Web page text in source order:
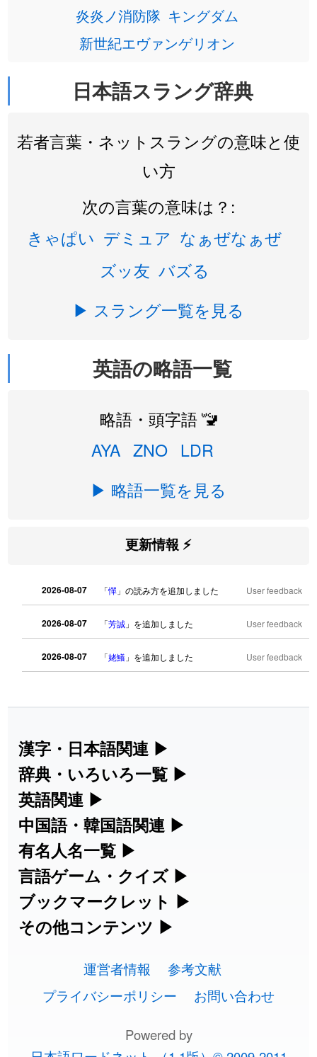
炎炎ノ消防隊 キングダム
新世紀エヴァンゲリオン
日本語スラング辞典
若者言葉・ネットスラングの意味と使
い方
次の言葉の意味は？:
きゃぱい デミュア なぁぜなぁぜ
ズッ友 バズる
▶ スラング一覧を見る
英語の略語一覧
略語・頭字語 🚾
AYA ZNO LDR
▶ 略語一覧を見る
更新情報 ⚡
2026-08-07 「憚 」の読み方を追加しました User feedback
2026-08-07 「芳誠 」を追加しました User feedback
2026-08-07 「姥鱶 」を追加しました User feedback
2026-08-06 「 」のイメージを追加しました
2026-08-06 「 元旦」のイメージを追加しました
2026-08-06 「
2026-08-06
2026-08-06 胆石」のイメージを追加しました
2026-08-06 「下取」のイメージを追加しました
2026-08-06 「無性 」のイメージを追加しました
2026-08-06 「黃」のイメージを追加しました
2026-08-06 「 」のイメージを追加しました User feedback
」のイメージを追加しました
漢字・日本語関連 ▶
漢字の読み方検索、手書き入力、書き順
練習など、日本語学習に役立つツールを
集めています。
人名漢字辞典 - 読み方検索
手書き漢字入力
漢字の書き方・書き順 書き取り練習
ひらがなの書き方・書き順
カタカナの書き方・書き順
辞典・いろいろ一覧 ▶
部首・画数別の漢字一覧、熟語辞典、地
名・駅名検索など、各種リファレンスツ
ールです。
部首画数別漢字一覧
常用漢字一覧
画数別なまえ漢字一覧
名前イメージイラスト一覧
英語関連 ▶
カタカナ語・略語の意味検索、発音記
号、リスニング練習など英語学習ツール
です。
カタカナ語の意味・発音・類語辞典
英語の発音記号一覧
英単語リスニングテスト
中国語・韓国語関連 ▶
中国語のピンイン変換、韓国語の手書き
入力など、アジア言語学習ツールです。
手書き中国語入力 変換ツール
韓国語手書き入力
外国語翻訳ツール
有名人名一覧 ▶
海外セレブやスポーツ選手の名前の読み
方・発音を確認できます。
海外有名人の苗字・名前一覧と発音
プレミアリーグ選手名一覧
WEリーグ選手名一覧
言語ゲーム・クイズ ▶
四字熟語パズルや漢字クイズなど、楽し
みながら学べるゲームです。
有名人名前読みクイズ（毎日更新）
四字熟語デイリー穴埋めクイズ（毎日
ブックマークレット ▶
ブラウザに登録して、どのサイトからで
す。
漢字読み方検索ブックマークレット
英語・カタカナ語意味検索ブックマー
その他コンテンツ ▶
その他の便利ツールです。
絵文字の意味と使い方
トレンドワード・イメージギャラリ
運営者情報
参考文献
プライバシーポリシー
お問い合わせ
Powered by